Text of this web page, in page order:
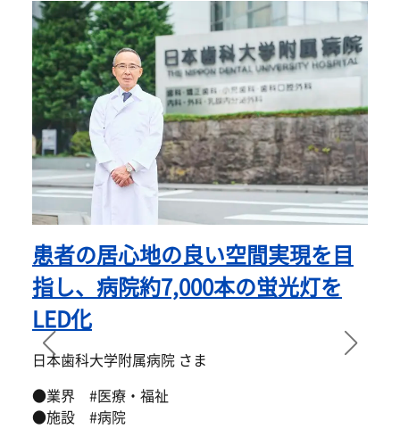
患者の居心地の良い空間実現を目
指し、病院約7,000本の蛍光灯を
LED化
日本歯科大学附属病院 さま
●業界 #医療・福祉
●施設 #病院